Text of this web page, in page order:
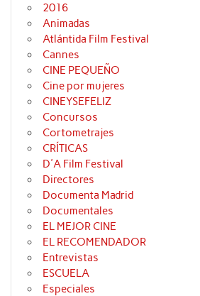
2016
Animadas
Atlántida Film Festival
Cannes
CINE PEQUEÑO
Cine por mujeres
CINEYSEFELIZ
Concursos
Cortometrajes
CRÍTICAS
D'A Film Festival
Directores
Documenta Madrid
Documentales
EL MEJOR CINE
EL RECOMENDADOR
Entrevistas
ESCUELA
Especiales